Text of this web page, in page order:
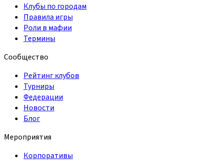
Клубы по городам
Правила игры
Роли в мафии
Термины
Сообщество
Рейтинг клубов
Турниры
Федерации
Новости
Блог
Мероприятия
Корпоративы